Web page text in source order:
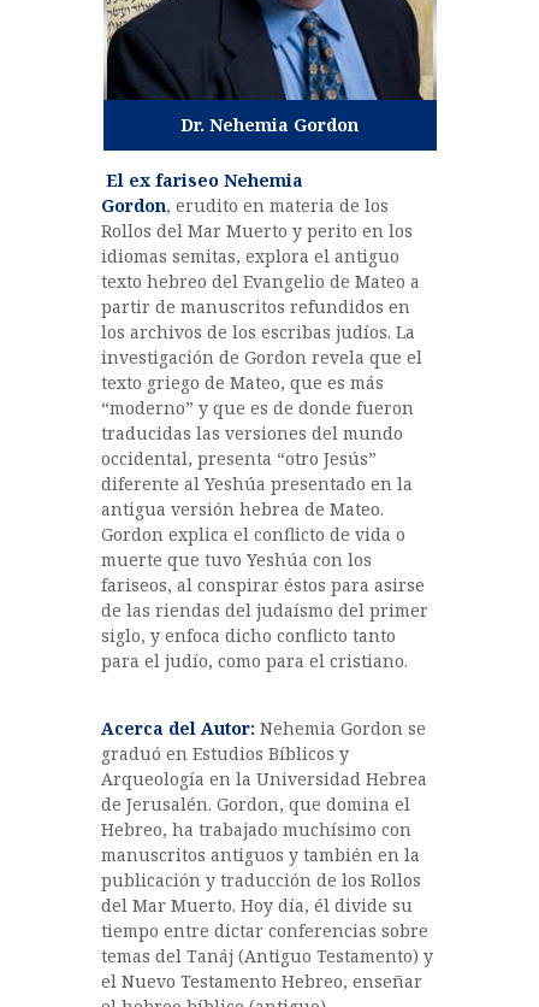
Dr. Nehemia Gordon
El ex fariseo Nehemia
Gordon, erudito en materia de los
Rollos del Mar Muerto y perito en los
idiomas semitas, explora el antiguo
texto hebreo del Evangelio de Mateo a
partir de manuscritos refundidos en
los archivos de los escribas judíos. La
investigación de Gordon revela que el
texto griego de Mateo, que es más
“moderno” y que es de donde fueron
traducidas las versiones del mundo
occidental, presenta “otro Jesús”
diferente al Yeshúa presentado en la
antigua versión hebrea de Mateo.
Gordon explica el conflicto de vida o
muerte que tuvo Yeshúa con los
fariseos, al conspirar éstos para asirse
de las riendas del judaísmo del primer
siglo, y enfoca dicho conflicto tanto
para el judío, como para el cristiano.
Acerca del Autor: Nehemia Gordon se
graduó en Estudios Bíblicos y
Arqueología en la Universidad Hebrea
de Jerusalén. Gordon, que domina el
Hebreo, ha trabajado muchísimo con
manuscritos antiguos y también en la
publicación y traducción de los Rollos
del Mar Muerto. Hoy día, él divide su
tiempo entre dictar conferencias sobre
temas del Tanáj (Antiguo Testamento) y
el Nuevo Testamento Hebreo, enseñar